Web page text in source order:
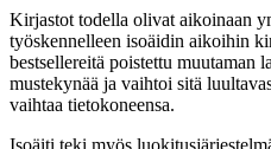
Kirjastot todella olivat aikoinaan
työskennelleen isoäidin aikoihin
bestsellereitä poistettu muutaman
mustekynää ja vaihtoi sitä
vaihtaa tietokoneensa.
Isoäiti teki myös